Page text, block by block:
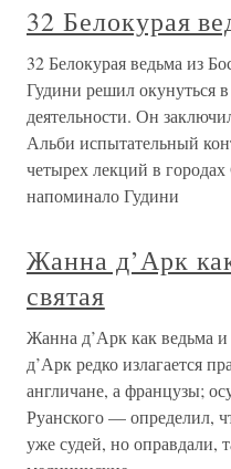
32 Белокурая
32 Белокурая ведьма из
Гудини решил окунуться
деятельности. Он
Альби испытательный
четырех лекций в
напоминало Гудини
Жанна д’Арк
святая
Жанна д’Арк как ведьма
д’Арк редко излагается
англичане, а французы;
Руанского — определил,
уже судей, но оправдали,